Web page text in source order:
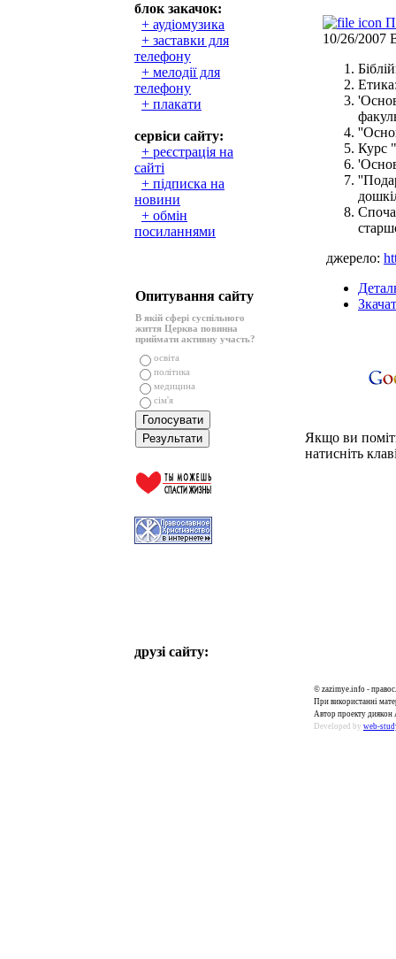
блок закачок:
+ аудіомузика
+ заставки для
телефону
+ мелодії для
телефону
+ плакати
сервіси сайту:
+ реєстрація на
сайті
+ підписка на
новини
+ обмін
посиланнями
Опитування сайту
В якій сфері суспільного
життя Церква повинна
приймати активну участь?
освіта
політика
медицина
сім'я
друзі сайту:
10/26/2007
Курс
джерело:
Якщо ви
натисніть
© zazimye.info -
При використанні
Автор проекту диякон
Developed by web-